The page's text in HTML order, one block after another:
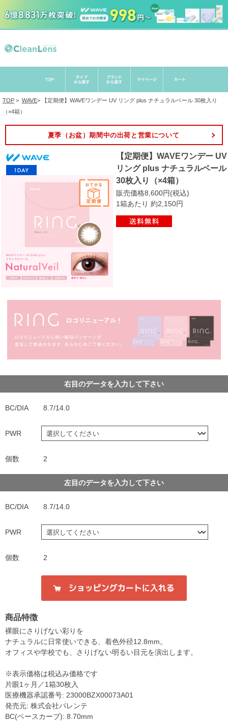
TOP > WAVE>
【定期便】WAVEワンデー UV リング plus ナチュラルベール 30枚入り
（×4箱）
夏季（お盆）期間中の出荷と営業について
【定期便】WAVEワンデー UV
リング plus ナチュラルベール
30枚入り（×4箱）
販売価格8,600円(税込)
1箱あたり 約2,150円
右目のデータを入力して下さい
BC/DIA 8.7/14.0
PWR
個数 2
左目のデータを入力して下さい
BC/DIA 8.7/14.0
PWR
個数 2
商品特徴
裸眼にさりげない彩りを
ナチュラルに日常使いできる、着色外径12.8mm。
オフィスや学校でも、さりげない明るい目元を演出します。
※表示価格は税込み価格です
片眼1ヶ月／1箱30枚入
医療機器承認番号: 23000BZX00073A01
発売元: 株式会社パレンテ
BC(ベースカーブ): 8.70mm